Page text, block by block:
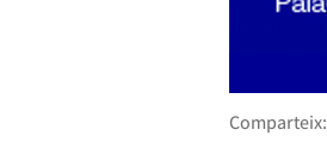
Comparteix: